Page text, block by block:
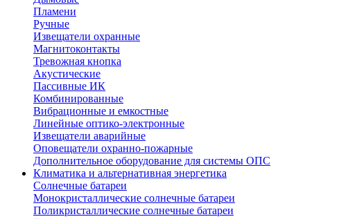
Пламени
Ручные
Извещатели охранные
Магнитоконтакты
Тревожная кнопка
Акустические
Пассивные ИК
Комбинированные
Вибрационные и емкостные
Линейные оптико-электронные
Извещатели аварийные
Оповещатели охранно-пожарные
Дополнительное оборудование для системы ОПС
Климатика и альтернативная энергетика
Солнечные батареи
Монокристаллические солнечные батареи
Поликристаллические солнечные батареи